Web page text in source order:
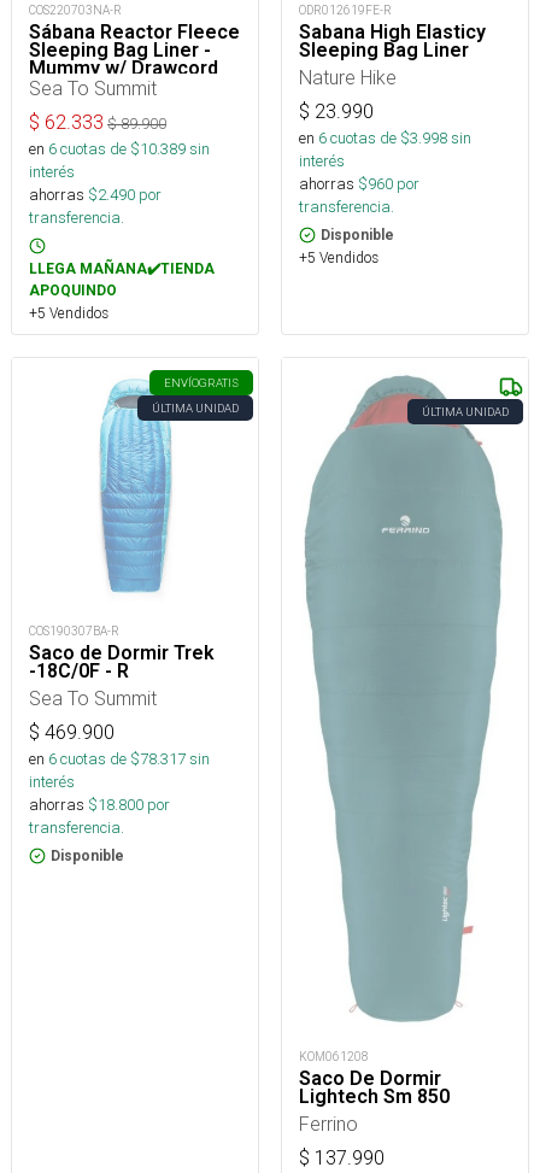
COS220703NA-R
Sábana Reactor Fleece
Sleeping Bag Liner -
Mummy w/ Drawcord
Sea To Summit
$ 62.333 $89.900
en 6cuotas de $10.389sin
interés
ahorras $2.490 por
transferencia.
LLEGA MAÑANA✔️TIENDA
APOQUINDO
+5 Vendidos
ODR012619FE-R
Sabana High Elasticy
Sleeping Bag Liner
Nature Hike
$ 23.990
en 6cuotas de $3.998sin
interés
ahorras $960 por
transferencia.
Disponible
+5 Vendidos
ENVÍOGRATIS
ÚLTIMA UNIDAD
COS190307BA-R
Saco de Dormir Trek
-18C/0F - R
Sea To Summit
$ 469.900
en 6cuotas de $78.317sin
interés
ahorras $18.800 por
transferencia.
Disponible
ÚLTIMA UNIDAD
KOM061208
Saco De Dormir
Lightech Sm 850
Ferrino
$ 137.990